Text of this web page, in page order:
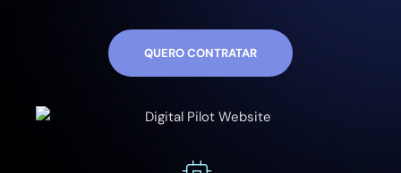
QUERO CONTRATAR